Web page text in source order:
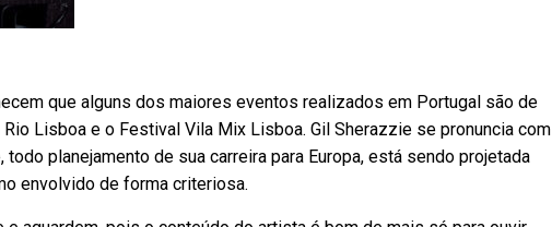
que alguns dos maiores eventos realizados em Portugal são de
Lisboa e o Festival Vila Mix Lisboa. Gil Sherazzie se pronuncia com
planejamento de sua carreira para Europa, está sendo projetada
envolvido de forma criteriosa.